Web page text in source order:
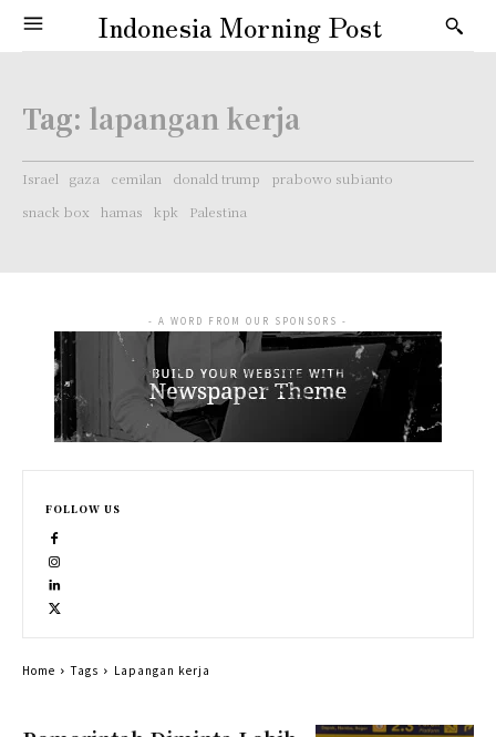
Indonesia Morning Post
Tag: lapangan kerja
Israel gaza cemilan donald trump
prabowo subianto
snack box
hamas kpk Palestina
- A WORD FROM OUR SPONSORS -
FOLLOW US
Home Tags Lapangan kerja